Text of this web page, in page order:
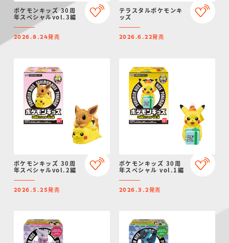
ポケモンキッズ 30周
年スペシャルvol.3編
2026.8.24発売
テラスタルポケモンキ
ッズ
2026.6.22発売
ポケモンキッズ 30周
年スペシャルvol.2編
2026.5.25発売
ポケモンキッズ 30周
年スペシャル vol.1編
2026.3.2発売